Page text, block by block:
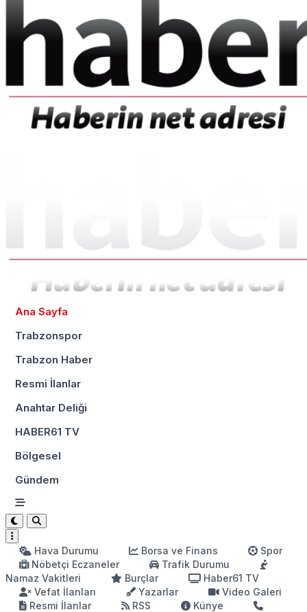
Ana Sayfa
Trabzonspor
Trabzon Haber
Resmi İlanlar
Anahtar Deliği
HABER61 TV
Bölgesel
Gündem
Hava Durumu Borsa ve Finans
Spor
Nöbetçi Eczaneler
Trafik Durumu
Namaz Vakitleri
Burçlar
Haber61 TV
Vefat İlanları
Yazarlar
Video Galeri
Resmi İlanlar
RSS
Künye